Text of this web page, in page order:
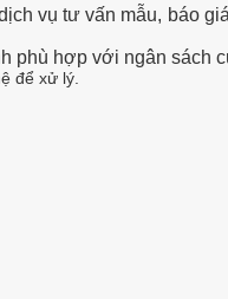
vụ tư vấn mẫu, báo
phù hợp với ngân sách
để xử lý.